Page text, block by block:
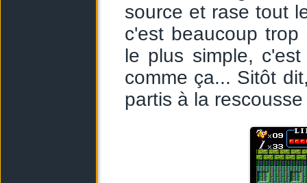
source et rase tout
c'est beaucoup
le plus simple,
comme ça... Sitôt
partis à la